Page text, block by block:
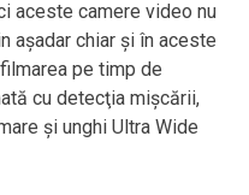
aceste camere video nu
aşadar chiar şi în aceste
pe timp de
cu detecţia mişcării,
şi unghi Ultra Wide